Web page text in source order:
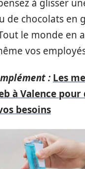
à glisser
de chocolats en
le monde en
vos
: Les
à Valence pour
besoins